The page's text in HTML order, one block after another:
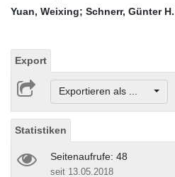
Yuan, Weixing; Schnerr, Günter H.
Export
Exportieren als ...
Statistiken
Seitenaufrufe: 48
seit 13.05.2018